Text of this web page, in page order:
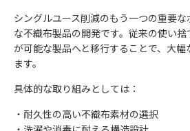
シングルユース削減のもう一つの重要
な不織布製品の開発です。従来の使い
が可能な製品へと移行することで、大
ます。
具体的な取り組みとしては：
・耐久性の高い不織布素材の選択